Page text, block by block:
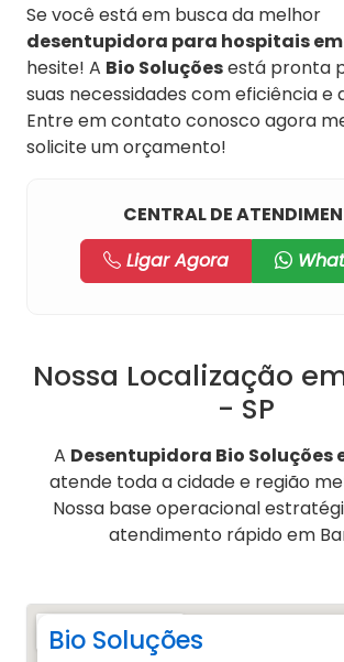
Se você está em busca da melhor
desentupidora para hospitais
hesite! A Bio Soluçõesestá pronta
suas necessidades com eficiência e
Entre em contato conosco agora
solicite um orçamento!
CENTRAL DE
Ligar Agora
Nossa Localização
- SP
A Desentupidora Bio Soluções
atende toda a cidade e região
Nossa base operacional
atendimento rápido em
Bio Soluções